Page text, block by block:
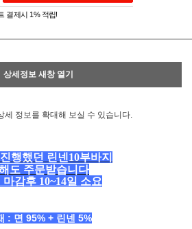
결제시 1% 적립!
상세정보 새창 열기
세 정보를 확대해 보실 수 있습니다.
행했던 린넨10부바지
도 주문받습니다
마감후 10~14일 소요
: 면 95% + 린넨 5%